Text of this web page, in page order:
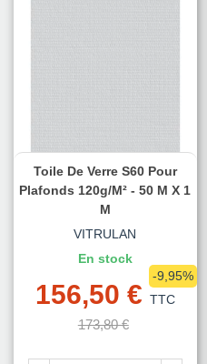
Toile De Verre S60 Pour
Plafonds 120g/m² - 50 M X 1
M
VITRULAN
En stock
156,50 € TTC
173,80 €
-9,95%